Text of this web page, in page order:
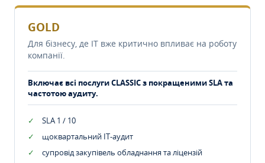
GOLD
Для бізнесу, де IT вже критично впливає на роботу
компанії.
Включає всі послуги CLASSIC з покращеними SLA та
частотою аудиту.
SLA 1 / 10
щоквартальний IT-аудит
супровід закупівель обладнання та ліцензій